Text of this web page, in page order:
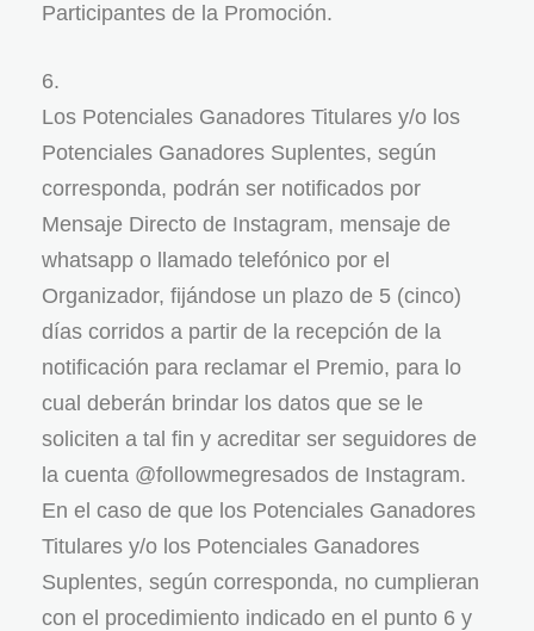
Participantes de la Promoción.
Los Potenciales Ganadores Titulares y/o los
Potenciales Ganadores Suplentes, según
corresponda, podrán ser notificados por
Mensaje Directo de Instagram, mensaje de
whatsapp o llamado telefónico por el
Organizador, fijándose un plazo de 5 (cinco)
días corridos a partir de la recepción de la
notificación para reclamar el Premio, para lo
cual deberán brindar los datos que se le
soliciten a tal fin y acreditar ser seguidores de
la cuenta @followmegresados de Instagram.
En el caso de que los Potenciales Ganadores
Titulares y/o los Potenciales Ganadores
Suplentes, según corresponda, no cumplieran
con el procedimiento indicado en el punto 6 y